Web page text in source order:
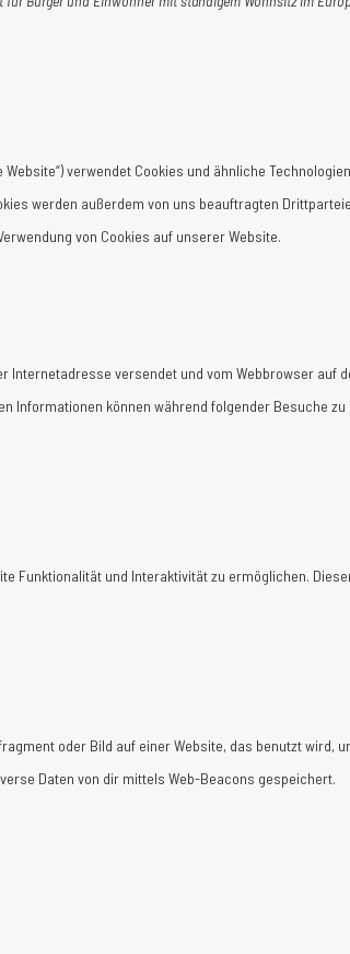
Website“) verwendet Cookies und ähnliche
werden außerdem von uns beauftragten
von Cookies auf unserer Website.
Internetadresse versendet und vom Webbrowser auf
Informationen können während folgender Besuche zu
Funktionalität und Interaktivität zu ermöglichen.
oder Bild auf einer Website, das benutzt wird,
Daten von dir mittels Web-Beacons gespeichert.